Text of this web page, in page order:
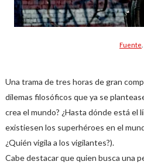
Fuente
Una trama de tres horas de gran
dilemas filosóficos que ya se
crea el mundo? ¿Hasta dónde está el
existiesen los superhéroes en el
¿Quién vigila a los vigilantes?).
Cabe destacar que quien busca una